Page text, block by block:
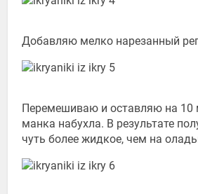
Добавляю мелко нарезанный
Перемешиваю и оставляю на 10
манка набухла. В результате
чуть более жидкое, чем на